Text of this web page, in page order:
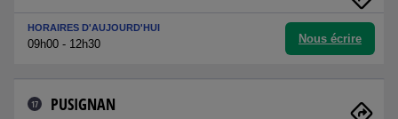
HORAIRES D'AUJOURD'HUI
09h00 - 12h30 Nous écrire
17 PUSIGNAN